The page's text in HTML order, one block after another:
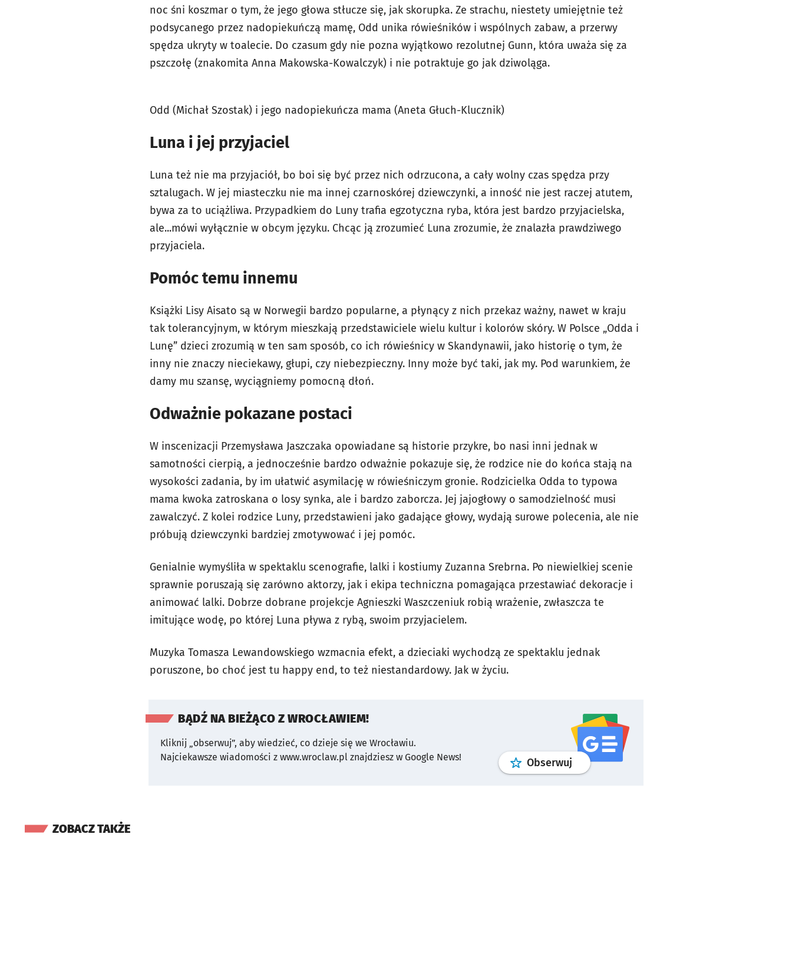
noc śni koszmar o tym, że jego głowa stłucze się, jak skorupka. Ze strachu, niestety umiejętnie też
podsycanego przez nadopiekuńczą mamę, Odd unika rówieśników i wspólnych zabaw, a przerwy
spędza ukryty w toalecie. Do czasum gdy nie pozna wyjątkowo rezolutnej Gunn, która uważa się za
pszczołę (znakomita Anna Makowska-Kowalczyk) i nie potraktuje go jak dziwoląga.
Odd (Michał Szostak) i jego nadopiekuńcza mama (Aneta Głuch-Klucznik)
Luna i jej przyjaciel
Luna też nie ma przyjaciół, bo boi się być przez nich odrzucona, a cały wolny czas spędza przy
sztalugach. W jej miasteczku nie ma innej czarnoskórej dziewczynki, a inność nie jest raczej atutem,
bywa za to uciążliwa. Przypadkiem do Luny trafia egzotyczna ryba, która jest bardzo przyjacielska,
ale...mówi wyłącznie w obcym języku. Chcąc ją zrozumieć Luna zrozumie, że znalazła prawdziwego
przyjaciela.
Pomóc temu innemu
Książki Lisy Aisato są w Norwegii bardzo popularne, a płynący z nich przekaz ważny, nawet w kraju
tak tolerancyjnym, w którym mieszkają przedstawiciele wielu kultur i kolorów skóry. W Polsce „Odda i
Lunę” dzieci zrozumią w ten sam sposób, co ich rówieśnicy w Skandynawii, jako historię o tym, że
inny nie znaczy nieciekawy, głupi, czy niebezpieczny. Inny może być taki, jak my. Pod warunkiem, że
damy mu szansę, wyciągniemy pomocną dłoń.
Odważnie pokazane postaci
W inscenizacji Przemysława Jaszczaka opowiadane są historie przykre, bo nasi inni jednak w
samotności cierpią, a jednocześnie bardzo odważnie pokazuje się, że rodzice nie do końca stają na
wysokości zadania, by im ułatwić asymilację w rówieśniczym gronie. Rodzicielka Odda to typowa
mama kwoka zatroskana o losy synka, ale i bardzo zaborcza. Jej jajogłowy o samodzielność musi
zawalczyć. Z kolei rodzice Luny, przedstawieni jako gadające głowy, wydają surowe polecenia, ale nie
próbują dziewczynki bardziej zmotywować i jej pomóc.
Genialnie wymyśliła w spektaklu scenografie, lalki i kostiumy Zuzanna Srebrna. Po niewielkiej scenie
sprawnie poruszają się zarówno aktorzy, jak i ekipa techniczna pomagająca przestawiać dekoracje i
animować lalki. Dobrze dobrane projekcje Agnieszki Waszczeniuk robią wrażenie, zwłaszcza te
imitujące wodę, po której Luna pływa z rybą, swoim przyjacielem.
Muzyka Tomasza Lewandowskiego wzmacnia efekt, a dzieciaki wychodzą ze spektaklu jednak
poruszone, bo choć jest tu happy end, to też niestandardowy. Jak w życiu.
BĄDŹ NA BIEŻĄCO Z WROCŁAWIEM!
Kliknij „obserwuj”, aby wiedzieć, co dzieje się we Wrocławiu.
Najciekawsze wiadomości z www.wroclaw.pl znajdziesz w Google News!
Obserwuj profilgoogle news
ZOBACZ TAKŻE